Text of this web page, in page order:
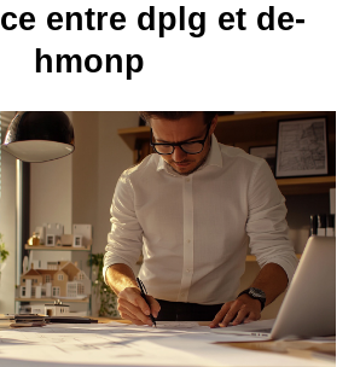
entre dplg et de-
hmonp